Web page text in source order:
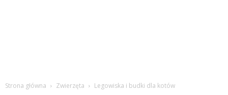
Strona główna Zwierzęta Legowiska i budki dla kotów